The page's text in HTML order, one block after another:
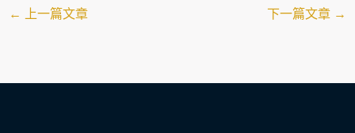
← 上一篇文章 下一篇文章 →